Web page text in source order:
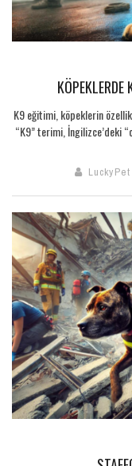
K9 eğitimi, köpeklerin
“K9” terimi, İngilizce’deki